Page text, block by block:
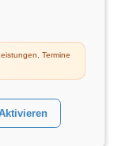
Termine